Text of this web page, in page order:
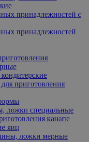
принадлежностей с
принадлежностей
приготовления
ложки специальные
канапе
яиц
ложки мерные